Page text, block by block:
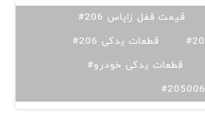
#قیمت قفل زاپاس 206
#قطعات یدکی 206
#قطعات یدکی خودرو
#205006